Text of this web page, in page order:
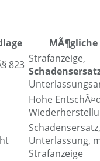
MÃ¶gliche
823 Strafanzeige,
Hohe
Schadensersatz,
Unterlassung,
Strafanzeige